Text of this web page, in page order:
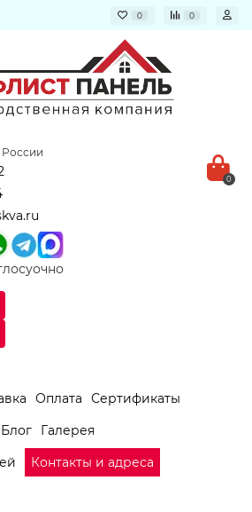
0 0
0
Оплата
Сертификаты
Блог
Галерея
Контакты и адреса